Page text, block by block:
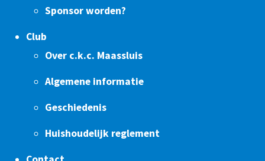
Sponsor worden?
Club
Over c.k.c. Maassluis
Algemene informatie
Geschiedenis
Huishoudelijk reglement